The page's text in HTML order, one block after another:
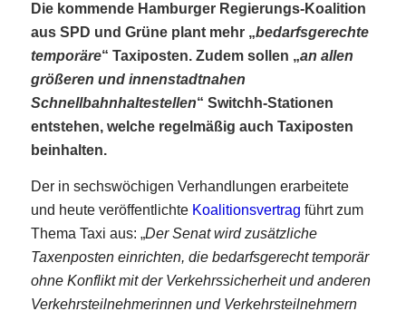
Die kommende Hamburger Regierungs-Koalition
aus SPD und Grüne plant mehr „bedarfsgerechte
temporäre“ Taxiposten. Zudem sollen „an allen
größeren und innenstadtnahen
Schnellbahnhaltestellen“ Switchh-Stationen
entstehen, welche regelmäßig auch Taxiposten
beinhalten.
Der in sechswöchigen Verhandlungen erarbeitete
und heute veröffentlichte Koalitionsvertrag führt zum
Thema Taxi aus: „Der Senat wird zusätzliche
Taxenposten einrichten, die bedarfsgerecht temporär
ohne Konflikt mit der Verkehrssicherheit und anderen
Verkehrsteilnehmerinnen und Verkehrsteilnehmern